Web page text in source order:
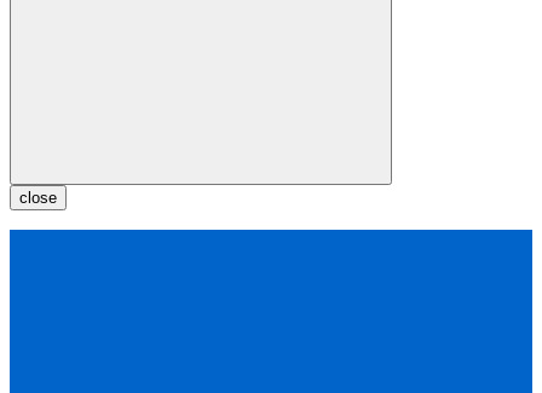
close